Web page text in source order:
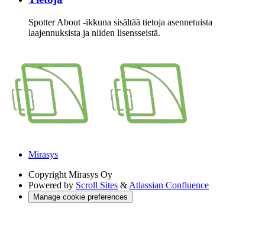
Spotter About -ikkuna sisältää tietoja asennetuista
laajennuksista ja niiden lisensseistä.
Mirasys
Copyright Mirasys Oy
Powered by Scroll Sites & Atlassian Confluence
Manage cookie preferences